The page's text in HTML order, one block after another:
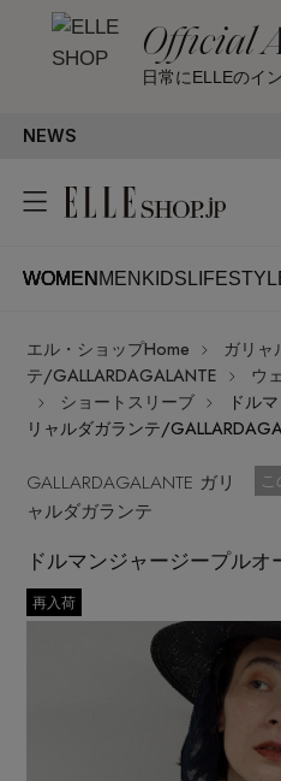
Official
日常にELLEのイ
NEWS
WOMEN MEN KIDS
WOMENMENKIDSLIFESTYLE
ITEMS ログ
はじめてご利用の方
メールマガジン登録
最新トレンドや限定ア
いち早くお届けします。
ご登録はこちら
SEE
エル・ショップHome
ガリャ
テ/GALLARDAGALANTE
ウ
ショートスリーブ
ドル
リャルダガランテ/
GALLARDAGALANTE ガリ
ャルダガランテ
ドルマンジャージープルオ
再入荷